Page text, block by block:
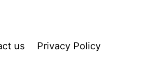
us Privacy Policy